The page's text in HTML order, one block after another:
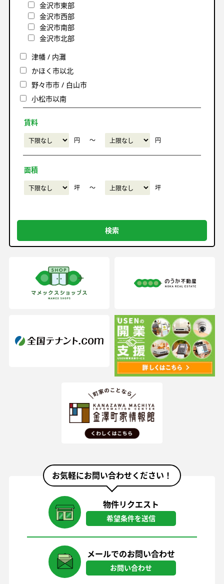
金沢市東部
金沢市西部
金沢市南部
金沢市北部
津幡 / 内灘
かほく市以北
野々市市 / 白山市
小松市以南
賃料
円 〜 円
面積
坪 〜 坪
お気軽にお問い合わせください！
物件リクエスト
希望条件を送信
メールでのお問い合わせ
お問い合わせ